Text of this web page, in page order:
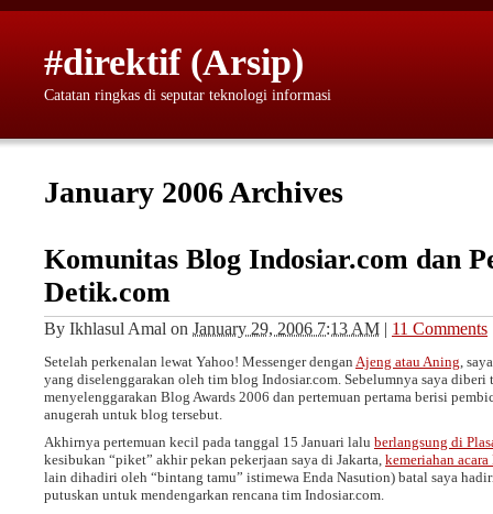
#direktif (Arsip)
Catatan ringkas di seputar teknologi informasi
January 2006 Archives
Komunitas Blog Indosiar.com dan
Detik.com
By Ikhlasul Amal on January 29, 2006 7:13 AM | 11 Comments
Setelah perkenalan lewat Yahoo! Messenger dengan Ajeng atau Aning ,
yang diselenggarakan oleh tim blog Indosiar.com. Sebelumnya saya diberi
menyelenggarakan Blog Awards 2006 dan pertemuan pertama berisi
anugerah untuk blog tersebut.
Akhirnya pertemuan kecil pada tanggal 15 Januari lalu berlangsung di
kesibukan “piket” akhir pekan pekerjaan saya di Jakarta, kemeriahan
lain dihadiri oleh “bintang tamu” istimewa Enda Nasution) batal saya
putuskan untuk mendengarkan rencana tim Indosiar.com.